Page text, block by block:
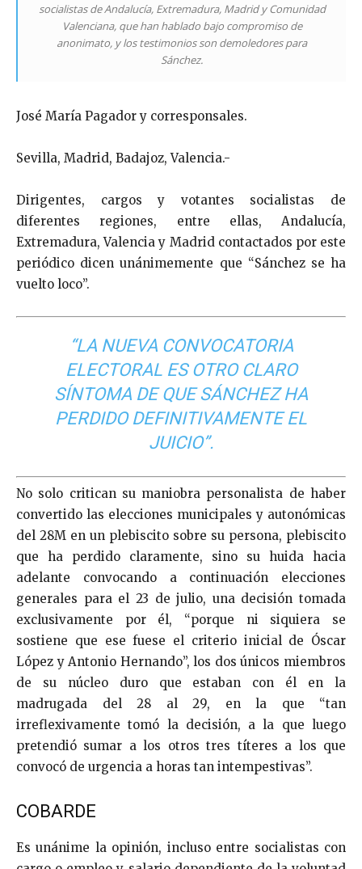
socialistas de Andalucía, Extremadura, Madrid y Comunidad
Valenciana, que han hablado bajo compromiso de
anonimato, y los testimonios son demoledores para
Sánchez.
José María Pagador y corresponsales.
Sevilla, Madrid, Badajoz, Valencia.-
Dirigentes, cargos y votantes socialistas de
diferentes regiones, entre ellas, Andalucía,
Extremadura, Valencia y Madrid contactados por este
periódico dicen unánimemente que “Sánchez se ha
vuelto loco”.
“LA NUEVA CONVOCATORIA
ELECTORAL ES OTRO CLARO
SÍNTOMA DE QUE SÁNCHEZ HA
PERDIDO DEFINITIVAMENTE EL
JUICIO”.
No solo critican su maniobra personalista de haber
convertido las elecciones municipales y autonómicas
del 28M en un plebiscito sobre su persona, plebiscito
que ha perdido claramente, sino su huida hacia
adelante convocando a continuación elecciones
generales para el 23 de julio, una decisión tomada
exclusivamente por él, “porque ni siquiera se
sostiene que ese fuese el criterio inicial de Óscar
López y Antonio Hernando”, los dos únicos miembros
de su núcleo duro que estaban con él en la
madrugada del 28 al 29, en la que “tan
irreflexivamente tomó la decisión, a la que luego
pretendió sumar a los otros tres títeres a los que
convocó de urgencia a horas tan intempestivas”.
COBARDE
Es unánime la opinión, incluso entre socialistas con